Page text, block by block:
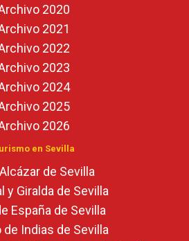
2020
2021
2022
2023
2024
2025
2026
en Sevilla
de Sevilla
y Giralda de Sevilla
España de Sevilla
de Indias de Sevilla